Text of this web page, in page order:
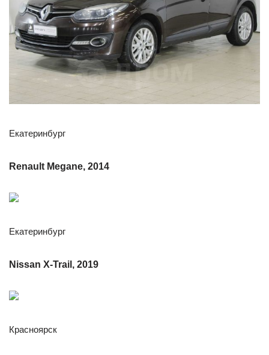
Екатеринбург
Renault Megane, 2014
Екатеринбург
Nissan X-Trail, 2019
Красноярск